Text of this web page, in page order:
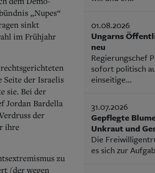
„Nupes“
sinkt
im Frühjahr
Seite der Israelis
sie. Bei der
Jordan Bardella
der
ihre
zu
(der wegen
01.08.2026
Ungarns
neu
Regierungschef
sofort politisch
einseitige...
31.07.2026
Gepflegte
Unkraut und
Die
es sich zur